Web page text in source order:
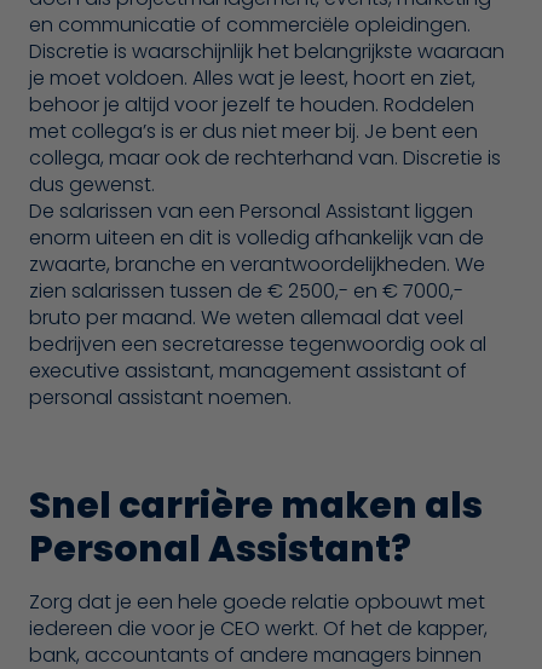
en communicatie of commerciële opleidingen.
Discretie is waarschijnlijk het belangrijkste waaraan
je moet voldoen. Alles wat je leest, hoort en ziet,
behoor je altijd voor jezelf te houden. Roddelen
met collega’s is er dus niet meer bij. Je bent een
collega, maar ook de rechterhand van. Discretie is
dus gewenst.
De salarissen van een Personal Assistant liggen
enorm uiteen en dit is volledig afhankelijk van de
zwaarte, branche en verantwoordelijkheden. We
zien salarissen tussen de € 2500,- en € 7000,-
bruto per maand. We weten allemaal dat veel
bedrijven een secretaresse tegenwoordig ook al
executive assistant, management assistant of
personal assistant noemen.
Snel carrière maken als
Personal Assistant?
Zorg dat je een hele goede relatie opbouwt met
iedereen die voor je CEO werkt. Of het de kapper,
bank, accountants of andere managers binnen